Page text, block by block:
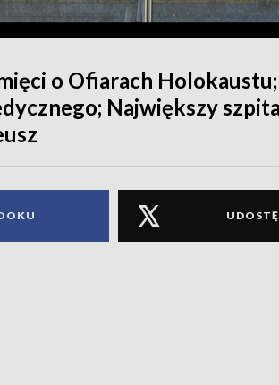
o Ofiarach Holokaustu;
Największy